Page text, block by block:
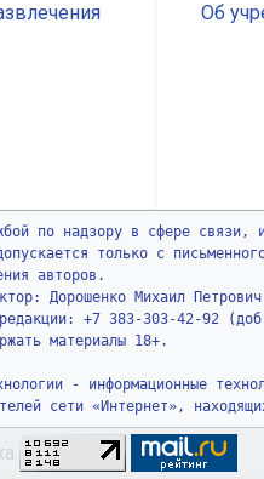
Об
по надзору в сфере связи,
только с
авторов.
Дорошенко Михаил
+7 383-303-42-92
материалы 18+.
- информационные
сети «Интернет»,